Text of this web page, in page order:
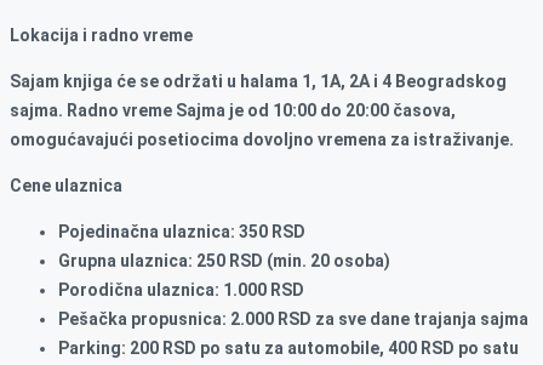
Lokacija i radno vreme
Sajam knjiga će se održati u halama 1, 1A, 2A i 4 Beogradskog
sajma. Radno vreme Sajma je od 10:00 do 20:00 časova,
omogućavajući posetiocima dovoljno vremena za istraživanje.
Cene ulaznica
Pojedinačna ulaznica: 350 RSD
Grupna ulaznica: 250 RSD (min. 20 osoba)
Porodična ulaznica: 1.000 RSD
Pešačka propusnica: 2.000 RSD za sve dane trajanja sajma
Parking: 200 RSD po satu za automobile, 400 RSD po satu